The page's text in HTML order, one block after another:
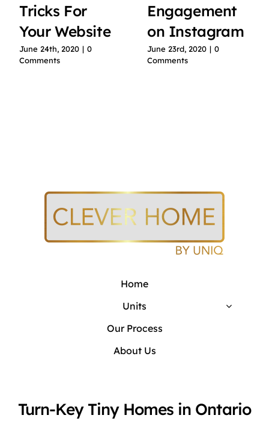
Tricks For
Your Website
June 24th, 2020 | 0
Comments
Engagement
on Instagram
June 23rd, 2020 | 0
Comments
Home
Units
Our Process
About Us
Turn-Key Tiny Homes in Ontario